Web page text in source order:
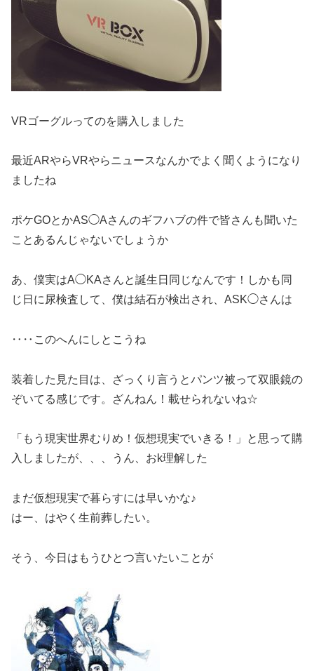
VRゴーグルってのを購入しました
最近ARやらVRやらニュースなんかでよく聞くようになり
ましたね
ポケGOとかAS◯Aさんのギフハブの件で皆さんも聞いた
ことあるんじゃないでしょうか
あ、僕実はA◯KAさんと誕生日同じなんです！しかも同
じ日に尿検査して、僕は結石が検出され、ASK◯さんは
‥‥このへんにしとこうね
装着した見た目は、ざっくり言うとパンツ被って双眼鏡の
ぞいてる感じです。ざんねん！載せられないね☆
「もう現実世界むりめ！仮想現実でいきる！」と思って購
入しましたが、、、うん、おk理解した
まだ仮想現実で暮らすには早いかな♪
はー、はやく生前葬したい。
そう、今日はもうひとつ言いたいことが